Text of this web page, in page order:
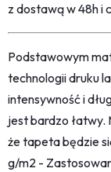
z dostawą w 48h i
Podstawowym
technologii druku
intensywność i
jest bardzo łatwy.
że tapeta będzie
g/m2 -